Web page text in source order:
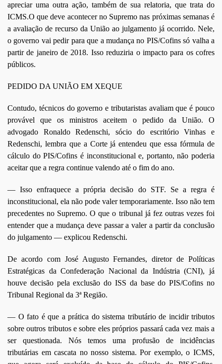
apreciar uma outra ação, também de sua relatoria, que trata do
ICMS.O que deve acontecer no Supremo nas próximas semanas é
a avaliação de recurso da União ao julgamento já ocorrido. Nele,
o governo vai pedir para que a mudança no PIS/Cofins só valha a
partir de janeiro de 2018. Isso reduziria o impacto para os cofres
públicos.
PEDIDO DA UNIÃO EM XEQUE
Contudo, técnicos do governo e tributaristas avaliam que é pouco
provável que os ministros aceitem o pedido da União. O
advogado Ronaldo Redenschi, sócio do escritório Vinhas e
Redenschi, lembra que a Corte já entendeu que essa fórmula de
cálculo do PIS/Cofins é inconstitucional e, portanto, não poderia
aceitar que a regra continue valendo até o fim do ano.
— Isso enfraquece a própria decisão do STF. Se a regra é
inconstitucional, ela não pode valer temporariamente. Isso não tem
precedentes no Supremo. O que o tribunal já fez outras vezes foi
entender que a mudança deve passar a valer a partir da conclusão
do julgamento — explicou Redenschi.
De acordo com José Augusto Fernandes, diretor de Políticas
Estratégicas da Confederação Nacional da Indústria (CNI), já
houve decisão pela exclusão do ISS da base do PIS/Cofins no
Tribunal Regional da 3ª Região.
— O fato é que a prática do sistema tributário de incidir tributos
sobre outros tributos e sobre eles próprios passará cada vez mais a
ser questionada. Nós temos uma profusão de incidências
tributárias em cascata no nosso sistema. Por exemplo, o ICMS,